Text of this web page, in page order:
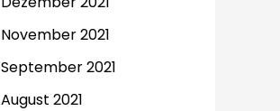
November 2021
September 2021
August 2021